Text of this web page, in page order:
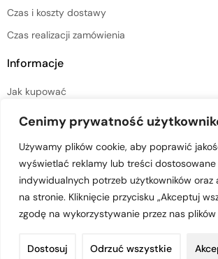
Cenimy prywatność
Używamy plików cookie, aby poprawić
wyświetlać reklamy lub treści
indywidualnych potrzeb użytkowników oraz
na stronie. Kliknięcie przycisku „Akceptuj
zgodę na wykorzystywanie przez nas plików
Dostosuj Odrzuć wszystkie
Czas i koszty dostawy
Czas realizacji zamówienia
Informacje
Jak kupować
Regulamin sklepu
© Copyright 2026 naturalny-kosmetyk.pl –